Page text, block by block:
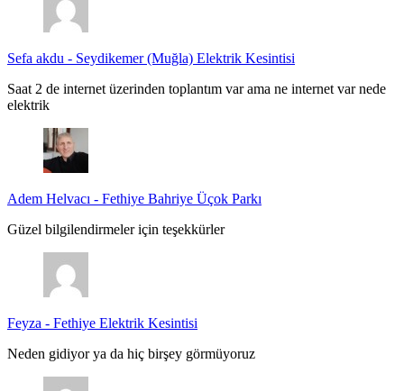
Sefa akdu - Seydikemer (Muğla) Elektrik Kesintisi
Saat 2 de internet üzerinden toplantım var ama ne internet var nede
elektrik
Adem Helvacı - Fethiye Bahriye Üçok Parkı
Güzel bilgilendirmeler için teşekkürler
Feyza - Fethiye Elektrik Kesintisi
Neden gidiyor ya da hiç birşey görmüyoruz